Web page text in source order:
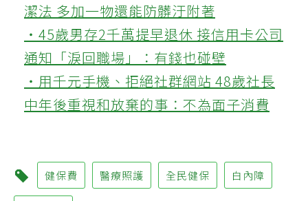
潔法 多加一物還能防髒汙附著
‧45歲男存2千萬提早退休 接信用卡公司
通知「淚回職場」：有錢也碰壁
‧用千元手機、拒絕社群網站 48歲社長
中年後重視和放棄的事：不為面子消費
健保費 醫療照護 全民健保 白內障